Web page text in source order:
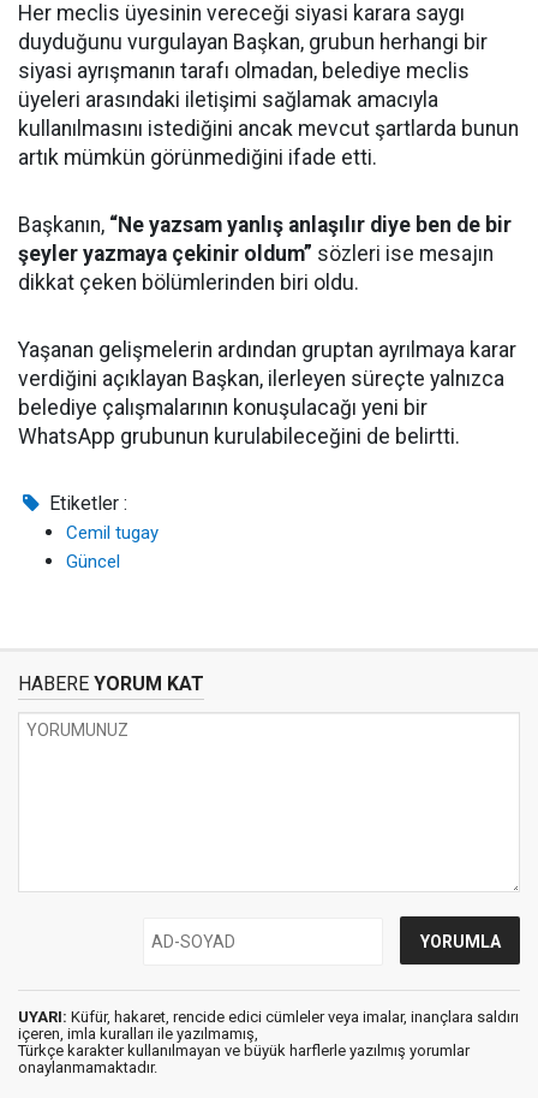
Her meclis üyesinin vereceği siyasi karara saygı
duyduğunu vurgulayan Başkan, grubun herhangi bir
siyasi ayrışmanın tarafı olmadan, belediye meclis
üyeleri arasındaki iletişimi sağlamak amacıyla
kullanılmasını istediğini ancak mevcut şartlarda bunun
artık mümkün görünmediğini ifade etti.
Başkanın, “Ne yazsam yanlış anlaşılır diye ben de bir
şeyler yazmaya çekinir oldum” sözleri ise mesajın
dikkat çeken bölümlerinden biri oldu.
Yaşanan gelişmelerin ardından gruptan ayrılmaya karar
verdiğini açıklayan Başkan, ilerleyen süreçte yalnızca
belediye çalışmalarının konuşulacağı yeni bir
WhatsApp grubunun kurulabileceğini de belirtti.
Etiketler :
Cemil tugay
Güncel
HABERE YORUM KAT
UYARI: Küfür, hakaret, rencide edici cümleler veya imalar, inançlara saldırı
içeren, imla kuralları ile yazılmamış,
Türkçe karakter kullanılmayan ve büyük harflerle yazılmış yorumlar
onaylanmamaktadır.